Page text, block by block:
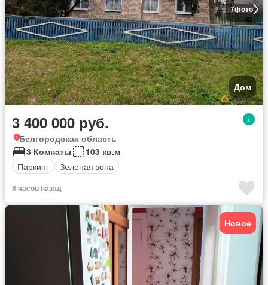
7фото
Дом
3 400 000 руб.
Белгородская область
3 Комнаты
103 кв.м
Паркинг
Зеленая зона
8 часов назад
Новое